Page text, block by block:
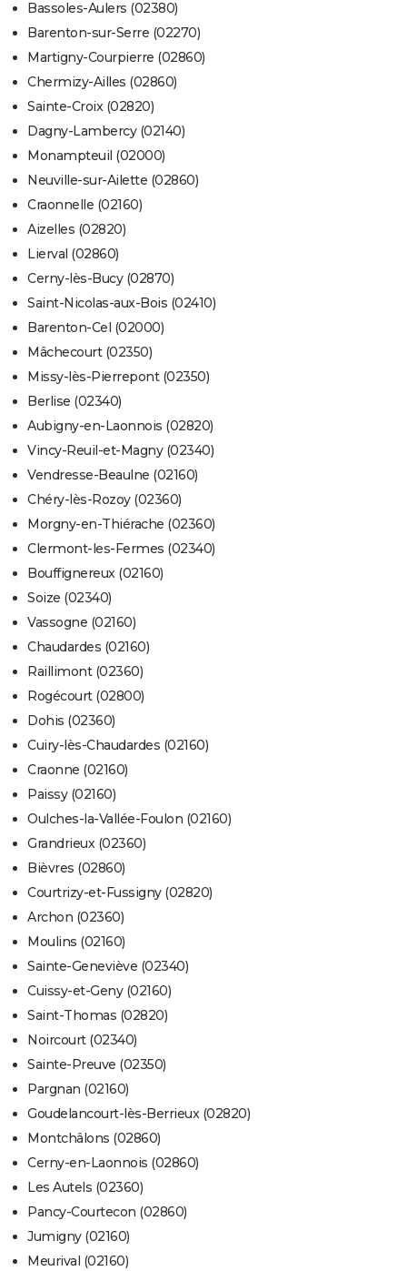
Bassoles-Aulers (02380)
Barenton-sur-Serre (02270)
Martigny-Courpierre (02860)
Chermizy-Ailles (02860)
Sainte-Croix (02820)
Dagny-Lambercy (02140)
Monampteuil (02000)
Neuville-sur-Ailette (02860)
Craonnelle (02160)
Aizelles (02820)
Lierval (02860)
Cerny-lès-Bucy (02870)
Saint-Nicolas-aux-Bois (02410)
Barenton-Cel (02000)
Mâchecourt (02350)
Missy-lès-Pierrepont (02350)
Berlise (02340)
Aubigny-en-Laonnois (02820)
Vincy-Reuil-et-Magny (02340)
Vendresse-Beaulne (02160)
Chéry-lès-Rozoy (02360)
Morgny-en-Thiérache (02360)
Clermont-les-Fermes (02340)
Bouffignereux (02160)
Soize (02340)
Vassogne (02160)
Chaudardes (02160)
Raillimont (02360)
Rogécourt (02800)
Dohis (02360)
Cuiry-lès-Chaudardes (02160)
Craonne (02160)
Paissy (02160)
Oulches-la-Vallée-Foulon (02160)
Grandrieux (02360)
Bièvres (02860)
Courtrizy-et-Fussigny (02820)
Archon (02360)
Moulins (02160)
Sainte-Geneviève (02340)
Cuissy-et-Geny (02160)
Saint-Thomas (02820)
Noircourt (02340)
Sainte-Preuve (02350)
Pargnan (02160)
Goudelancourt-lès-Berrieux (02820)
Montchâlons (02860)
Cerny-en-Laonnois (02860)
Les Autels (02360)
Pancy-Courtecon (02860)
Jumigny (02160)
Meurival (02160)